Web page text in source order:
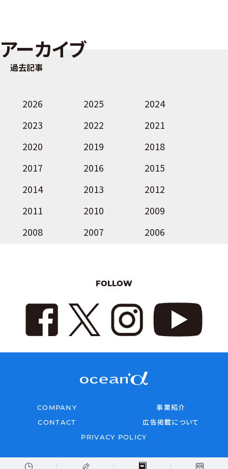
アーカイブ
過去記事
2026 2025
2024
2023
2022
2021
2020
2019
2018
2017
2016
2015
2014
2013
2012
2011
2010
2009
2008
2007 2006
FOLLOW
COMPANY
事業紹介
CONTACT
広告掲載について
PRIVACY POLICY
Copyright © 2026 oceana All rights reserved